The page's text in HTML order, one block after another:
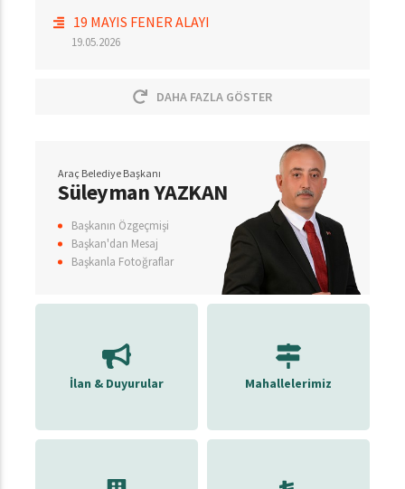
19 MAYIS FENER ALAYI
19.05.2026
DAHA FAZLA GÖSTER
Araç Belediye Başkanı
Süleyman YAZKAN
Başkanın Özgeçmişi
Başkan'dan Mesaj
Başkanla Fotoğraflar
İlan & Duyurular Mahallelerimiz